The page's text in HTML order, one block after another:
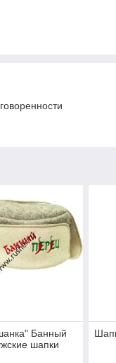
Банный
шапки